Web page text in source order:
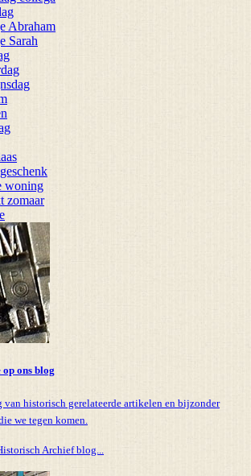
Abraham
Sarah
woning
zomaar
ons blog
van historisch gerelateerde artikelen en bijzonder
we tegen komen.
Archief blog...